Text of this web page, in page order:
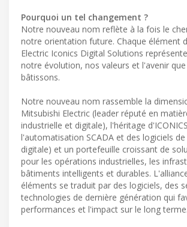
Pourquoi un tel changement ?
Notre nouveau nom reflète à la fois le
notre orientation future. Chaque élément
Electric Iconics Digital Solutions
notre évolution, nos valeurs et l'avenir
bâtissons.
Notre nouveau nom rassemble la
Mitsubishi Electric (leader réputé en
industrielle et digitale), l'héritage
l'automatisation SCADA et des logiciels
digitale) et un portefeuille croissant de
pour les opérations industrielles, les
bâtiments intelligents et durables.
éléments se traduit par des logiciels, des
technologies de dernière génération qui
performances et l'impact sur le long terme.